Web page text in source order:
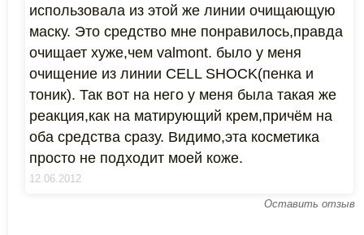
использовала из этой же линии очищающую
маску. Это средство мне понравилось,правда
очищает хуже,чем valmont. было у меня
очищение из линии CELL SHOCK(пенка и
тоник). Так вот на него у меня была такая же
реакция,как на матирующий крем,причём на
оба средства сразу. Видимо,эта косметика
просто не подходит моей коже.
12.06.2012
Оставить отзыв